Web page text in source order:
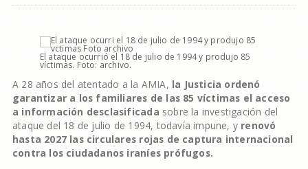
El ataque ocurrió el 18 de julio de 1994 y produjo 85
víctimas. Foto: archivo.
A 28 años del atentado a la AMIA, la Justicia ordenó
garantizar a los familiares de las 85 víctimas el acceso
a información desclasificada sobre la investigación del
ataque del 18 de julio de 1994, todavía impune, y renovó
hasta 2027 las circulares rojas de captura internacional
contra los ciudadanos iraníes prófugos.